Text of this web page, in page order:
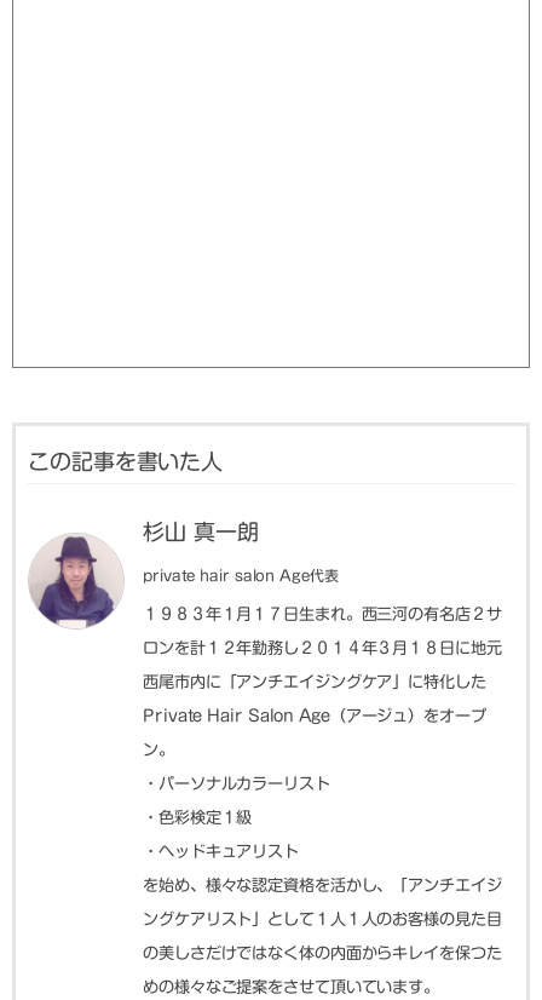
この記事を書いた人
杉山 真一朗
private hair salon Age代表
１９８３年１月１７日生まれ。西三河の有名店２サ
ロンを計１２年勤務し２０１４年３月１８日に地元
西尾市内に「アンチエイジングケア」に特化した
Private Hair Salon Age（アージュ）をオープ
ン。
・パーソナルカラーリスト
・色彩検定１級
・ヘッドキュアリスト
を始め、様々な認定資格を活かし、「アンチエイジ
ングケアリスト」として１人１人のお客様の見た目
の美しさだけではなく体の内面からキレイを保つた
めの様々なご提案をさせて頂いています。